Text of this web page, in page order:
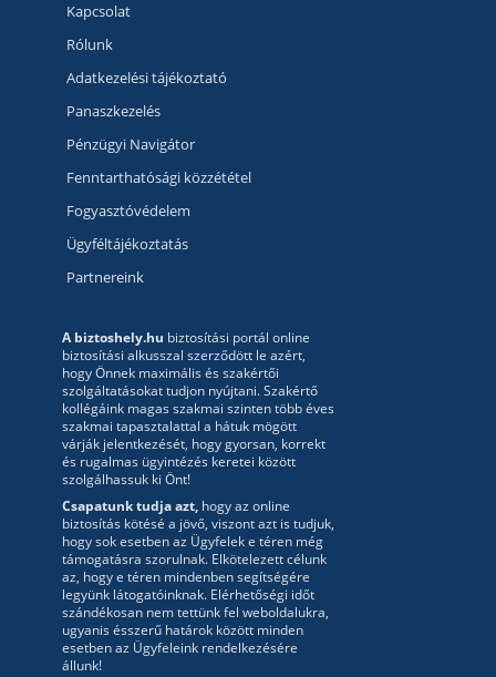
Kapcsolat
Rólunk
Adatkezelési tájékoztató
Panaszkezelés
Pénzügyi Navigátor
Fenntarthatósági közzététel
Fogyasztóvédelem
Ügyféltájékoztatás
Partnereink
A biztoshely.hu biztosítási portál online
biztosítási alkusszal szerződött le azért,
hogy Önnek maximális és szakértői
szolgáltatásokat tudjon nyújtani. Szakértő
kollégáink magas szakmai szinten több éves
szakmai tapasztalattal a hátuk mögött
várják jelentkezését, hogy gyorsan, korrekt
és rugalmas ügyintézés keretei között
szolgálhassuk ki Önt!
Csapatunk tudja azt, hogy az online
biztosítás kötésé a jövő, viszont azt is tudjuk,
hogy sok esetben az Ügyfelek e téren még
támogatásra szorulnak. Elkötelezett célunk
az, hogy e téren mindenben segítségére
legyünk látogatóinknak. Elérhetőségi időt
szándékosan nem tettünk fel weboldalukra,
ugyanis ésszerű határok között minden
esetben az Ügyfeleink rendelkezésére
állunk!